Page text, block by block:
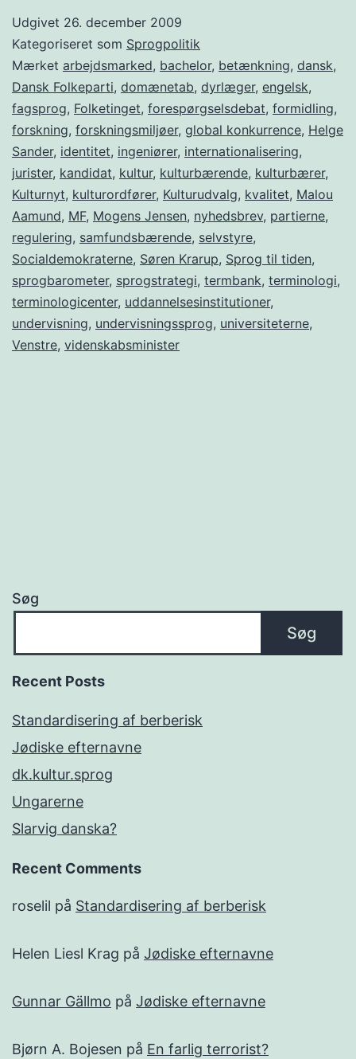
om
sproget
Udgivet 26. december 2009
Kategoriseret som Sprogpolitik
Mærket arbejdsmarked, bachelor, betænkning, dansk,
Dansk Folkeparti, domænetab, dyrlæger, engelsk,
fagsprog, Folketinget, forespørgselsdebat, formidling,
forskning, forskningsmiljøer, global konkurrence, Helge
Sander, identitet, ingeniører, internationalisering,
jurister, kandidat, kultur, kulturbærende, kulturbærer,
Kulturnyt, kulturordfører, Kulturudvalg, kvalitet, Malou
Aamund, MF, Mogens Jensen, nyhedsbrev, partierne,
regulering, samfundsbærende, selvstyre,
Socialdemokraterne, Søren Krarup, Sprog til tiden,
sprogbarometer, sprogstrategi, termbank, terminologi,
terminologicenter, uddannelsesinstitutioner,
undervisning, undervisningssprog, universiteterne,
Venstre, videnskabsminister
Søg
Søg
Recent Posts
Standardisering af berberisk
Jødiske efternavne
dk.kultur.sprog
Ungarerne
Slarvig danska?
Recent Comments
roselil på Standardisering af berberisk
Helen Liesl Krag på Jødiske efternavne
Gunnar Gällmo på Jødiske efternavne
Bjørn A. Bojesen på En farlig terrorist?